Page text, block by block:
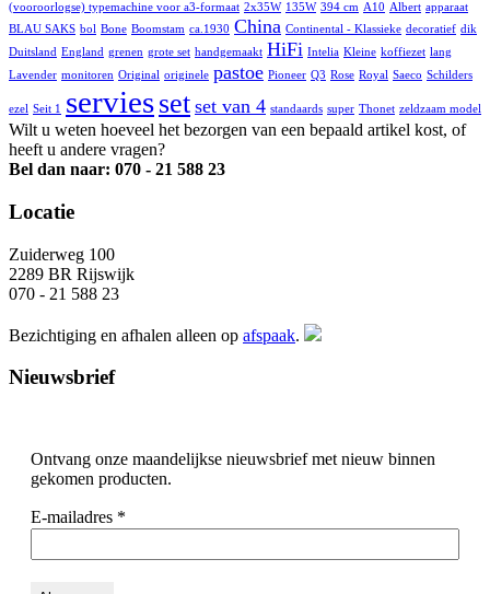
(vooroorlogse) typemachine voor a3-formaat 2x35W 135W 394 cm A10 Albert apparaat
BLAU SAKS bol Bone Boomstam ca.1930 China Continental - Klassieke decoratief dik
Duitsland England grenen grote set handgemaakt HiFi Intelia Kleine koffiezet lang
Lavender monitoren Original originele pastoe Pioneer Q3 Rose Royal Saeco Schilders
ezel Seit 1 serviesset set van 4 standaards super Thonet zeldzaam model
Wilt u weten hoeveel het bezorgen van een bepaald artikel kost, of
heeft u andere vragen?
Bel dan naar: 070 - 21 588 23
Locatie
Zuiderweg 100
2289 BR Rijswijk
070 - 21 588 23
Bezichtiging en afhalen alleen op afspaak.
Nieuwsbrief
Ontvang onze maandelijkse nieuwsbrief met nieuw binnen
gekomen producten.
E-mailadres *